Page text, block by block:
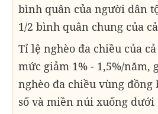
bình quân của người dân
1/2 bình quân chung của
Tỉ lệ nghèo đa chiều của
mức giảm 1% - 1,5%/năm,
nghèo đa chiều vùng đồng
số và miền núi xuống dưới